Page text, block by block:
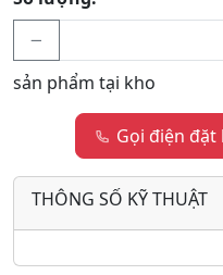
sản phẩm tại kho
Gọi điện đặt
THÔNG SỐ KỸ THUẬT